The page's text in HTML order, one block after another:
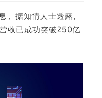
，据知情人士透露，
收已成功突破250亿